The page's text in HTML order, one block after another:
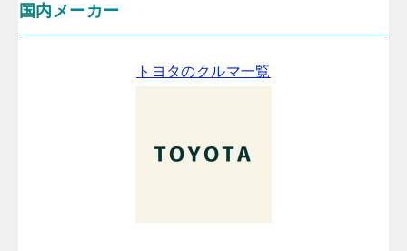
国内メーカー
トヨタのクルマ一覧